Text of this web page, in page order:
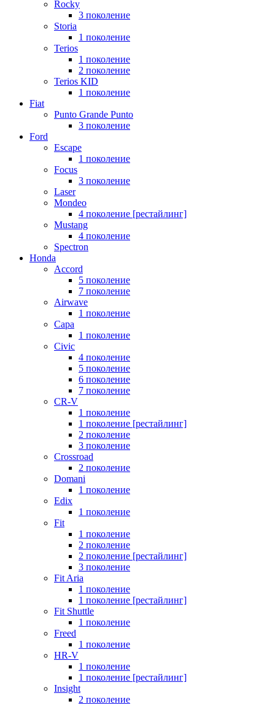
Rocky
3 поколение
Storia
1 поколение
Terios
1 поколение
2 поколение
Terios KID
1 поколение
Fiat
Punto Grande Punto
3 поколение
Ford
Escape
1 поколение
Focus
3 поколение
Laser
Mondeo
4 поколение [рестайлинг]
Mustang
4 поколение
Spectron
Honda
Accord
5 поколение
7 поколение
Airwave
1 поколение
Capa
1 поколение
Civic
4 поколение
5 поколение
6 поколение
7 поколение
CR-V
1 поколение
1 поколение [рестайлинг]
2 поколение
3 поколение
Crossroad
2 поколение
Domani
1 поколение
Edix
1 поколение
Fit
1 поколение
2 поколение
2 поколение [рестайлинг]
3 поколение
Fit Aria
1 поколение
1 поколение [рестайлинг]
Fit Shuttle
1 поколение
Freed
1 поколение
HR-V
1 поколение
1 поколение [рестайлинг]
Insight
2 поколение